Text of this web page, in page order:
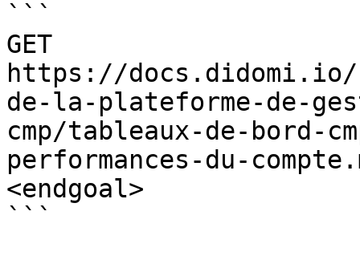
```
GET
https://
de-la-plateforme-de-
cmp/tableaux-de-bord-
performances-du-
<endgoal>
```